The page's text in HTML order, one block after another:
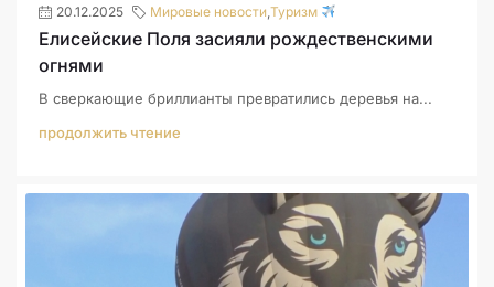
20.12.2025 Мировые новости Туризм
Елисейские Поля засияли рождественскими
огнями
В сверкающие бриллианты превратились деревья на...
продолжить чтение